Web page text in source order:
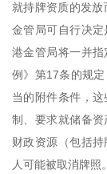
就持牌资质的发
金管局可自行决
港金管局将一并
例》第17条的规
当的附件条件，
制、要求就储备
财政资源（包括
人可能被取消牌照。